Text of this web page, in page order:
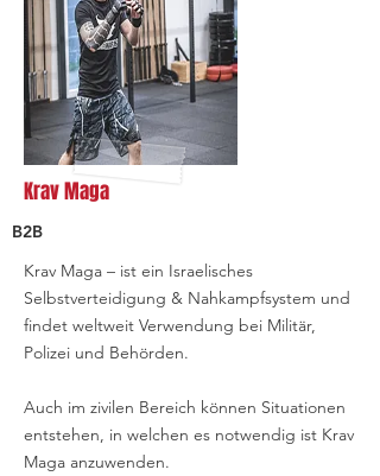
Krav Maga
B2B
Krav Maga – ist ein Israelisches
Selbstverteidigung & Nahkampfsystem und
findet weltweit Verwendung bei Militär,
Polizei und Behörden.
Auch im zivilen Bereich können Situationen
entstehen, in welchen es notwendig ist Krav
Maga anzuwenden.